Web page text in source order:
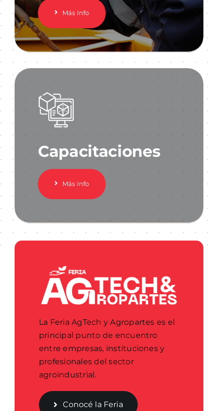
Más Info
Capacitaciones
Más Info
La Feria AgTech y Agropartes es el
principal punto de encuentro
entre empresas, instituciones y
profesionales del sector
agroindustrial.
Conocé la Feria